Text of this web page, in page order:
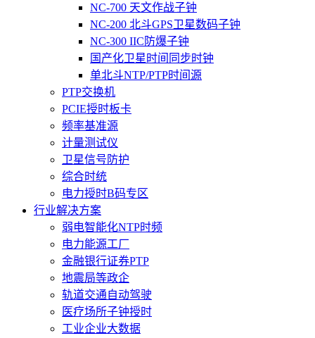
NC-700 天文作战子钟
NC-200 北斗GPS卫星数码子钟
NC-300 IIC防爆子钟
国产化卫星时间同步时钟
单北斗NTP/PTP时间源
PTP交换机
PCIE授时板卡
频率基准源
计量测试仪
卫星信号防护
综合时统
电力授时B码专区
行业解决方案
弱电智能化NTP时频
电力能源工厂
金融银行证券PTP
地震局等政企
轨道交通自动驾驶
医疗场所子钟授时
工业企业大数据